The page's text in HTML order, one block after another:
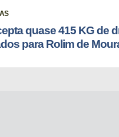
quase 415 KG de
para Rolim de